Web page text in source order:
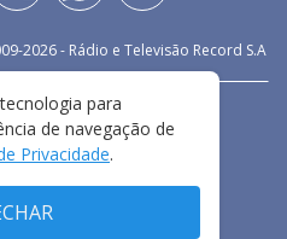
2026- Rádio e Televisão Record S.A
PRIVACIDADE
DE USO
para
de navegação de
Privacidade.